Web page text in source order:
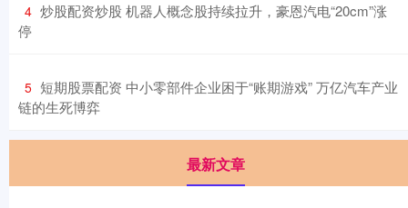
4 ​炒股配资炒股 机器人概念股持续拉升，豪恩汽电“20cm”涨
停
5 ​短期股票配资 中小零部件企业困于“账期游戏” 万亿汽车产业
链的生死博弈
最新文章